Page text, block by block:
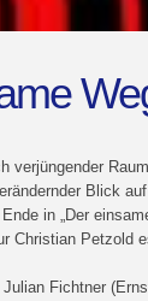
verjüngender
Blick
in „Der
Christian Petzold
Julian Fichtner